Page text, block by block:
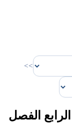
>>
الفصل